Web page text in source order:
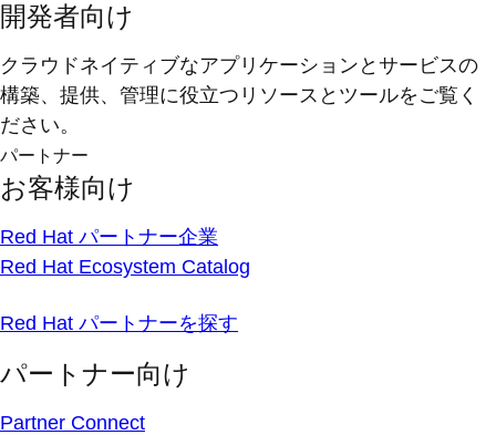
開発者向け
クラウドネイティブなアプリケーションとサービスの
構築、提供、管理に役立つリソースとツールをご覧く
ださい。
パートナー
お客様向け
Red Hat パートナー企業
Red Hat Ecosystem Catalog
Red Hat パートナーを探す
パートナー向け
Partner Connect